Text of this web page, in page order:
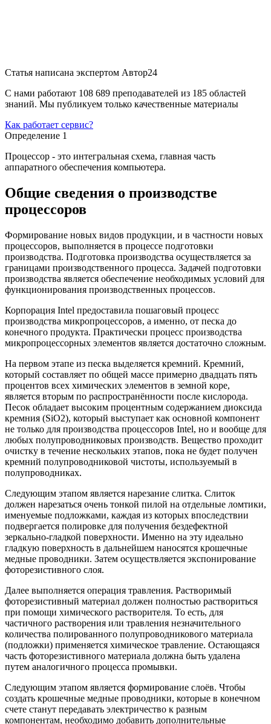
Статья написана экспертом Автор24
С нами работают 108 689 преподавателей из 185 областей
знаний. Мы публикуем только качественные материалы
Как работает сервис?
Определение 1
Процессор - это интегральная схема, главная часть
аппаратного обеспечения компьютера.
Общие сведения о производстве
процессоров
Формирование новых видов продукции, и в частности новых
процессоров, выполняется в процессе подготовки
производства. Подготовка производства осуществляется за
границами производственного процесса. Задачей подготовки
производства является обеспечение необходимых условий для
функционирования производственных процессов.
Корпорация Intel предоставила пошаговый процесс
производства микропроцессоров, а именно, от песка до
конечного продукта. Практически процесс производства
микропроцессорных элементов является достаточно сложным.
На первом этапе из песка выделяется кремний. Кремний,
который составляет по общей массе примерно двадцать пять
процентов всех химических элементов в земной коре,
является вторым по распространённости после кислорода.
Песок обладает высоким процентным содержанием диоксида
кремния (SiO2), который выступает как основной компонент
не только для производства процессоров Intel, но и вообще для
любых полупроводниковых производств. Вещество проходит
очистку в течение нескольких этапов, пока не будет получен
кремний полупроводниковой чистоты, используемый в
полупроводниках.
Следующим этапом является нарезание слитка. Слиток
должен нарезаться очень тонкой пилой на отдельные ломтики,
именуемые подложками, каждая из которых впоследствии
подвергается полировке для получения бездефектной
зеркально-гладкой поверхности. Именно на эту идеально
гладкую поверхность в дальнейшем наносятся крошечные
медные проводники. Затем осуществляется экспонирование
фоторезистивного слоя.
Далее выполняется операция травления. Растворимый
фоторезистивный материал должен полностью раствориться
при помощи химического растворителя. То есть, для
частичного растворения или травления незначительного
количества полированного полупроводникового материала
(подложки) применяется химическое травление. Остающаяся
часть фоторезистивного материала должна быть удалена
путем аналогичного процесса промывки.
Следующим этапом является формирование слоёв. Чтобы
создать крошечные медные проводники, которые в конечном
счете станут передавать электричество к разным
компонентам, необходимо добавить дополнительные